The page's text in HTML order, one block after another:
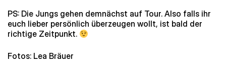
PS: Die Jungs gehen demnächst auf Tour. Also falls ihr
euch lieber persönlich überzeugen wollt, ist bald der
richtige Zeitpunkt.
Fotos: Lea Bräuer